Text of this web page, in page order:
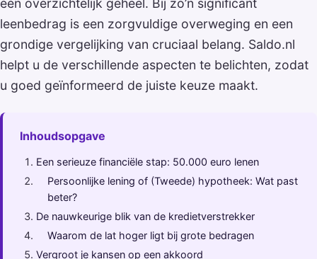
één overzichtelijk geheel. Bij zo’n significant
leenbedrag is een zorgvuldige overweging en een
grondige vergelijking van cruciaal belang. Saldo.nl
helpt u de verschillende aspecten te belichten, zodat
u goed geïnformeerd de juiste keuze maakt.
Inhoudsopgave
Een serieuze financiële stap: 50.000 euro lenen
Persoonlijke lening of (Tweede) hypotheek: Wat past
beter?
De nauwkeurige blik van de kredietverstrekker
Waarom de lat hoger ligt bij grote bedragen
Vergroot je kansen op een akkoord